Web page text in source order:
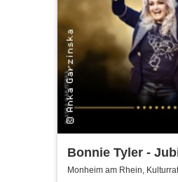
Bonnie Tyler -
Tournee
Monheim am Rhein,